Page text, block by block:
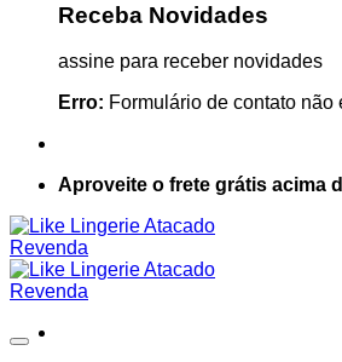
Receba Novidades
assine para receber novidades
Erro: Formulário de contato não
Aproveite o frete grátis acima